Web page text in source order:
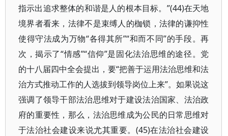
指示出追求整体的和谐是人的根本目标。”(44)在天地
境界者看来，法律不是束缚人的枷锁，法律的谦抑性
使得守法成为万物“各得其所”“和而不同”的手段。再
次，揭示了“情感”“信仰”是固化法治思维的途径。党
的十八届四中全会提出，要“把善于运用法治思维和法
治方式推动工作的人选拔到领导岗位上来”。如果说这
强调了领导干部法治思维对于建设法治国家、法治政
府的重要性，那么，法治思维成为公民的日常思维对
于法治社会建设来说尤其重要。(45)在法治社会建设